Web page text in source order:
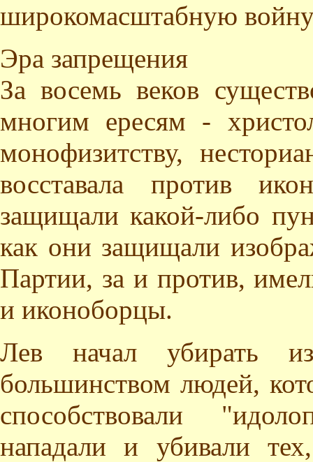
широкомасштабную
Эра запрещения
За восемь веков
многим ересям -
монофизитству,
восставала против
защищали какой-либо
как они защищали
Партии, за и против,
и иконоборцы.
Лев начал убирать
большинством людей,
способствовали
нападали и убивали